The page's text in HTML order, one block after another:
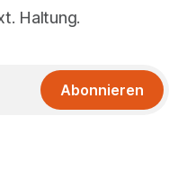
Haltung.
Abonnieren